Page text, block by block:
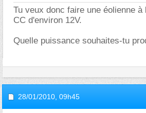
Tu veux donc faire une éolienne à
CC d'environ 12V.
Quelle puissance souhaites-tu
28/01/2010, 09h45